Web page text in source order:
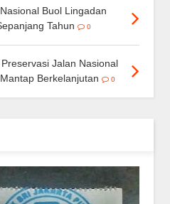
Buol Lingadan
Tahun
0
Jalan Nasional
Berkelanjutan
0